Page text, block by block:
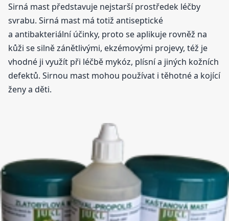
Sirná mast představuje nejstarší prostředek léčby
svrabu. Sirná mast má totiž antiseptické
a antibakteriální účinky, proto se aplikuje rovněž na
kůži se silně zánětlivými, ekzémovými projevy, též je
vhodné ji využít při léčbě mykóz, plísní a jiných kožních
defektů. Sirnou mast mohou používat i těhotné a kojící
ženy a děti.